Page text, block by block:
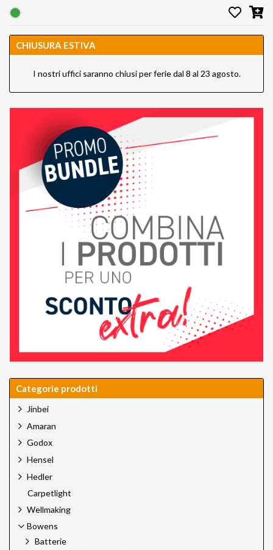
CHIUSURA ESTIVA
I nostri uffici saranno chiusi per ferie dal 8 al 23 agosto.
Categorie prodotti
Jinbei
Amaran
Godox
Hensel
Hedler
Carpetlight
Wellmaking
Bowens
Batterie